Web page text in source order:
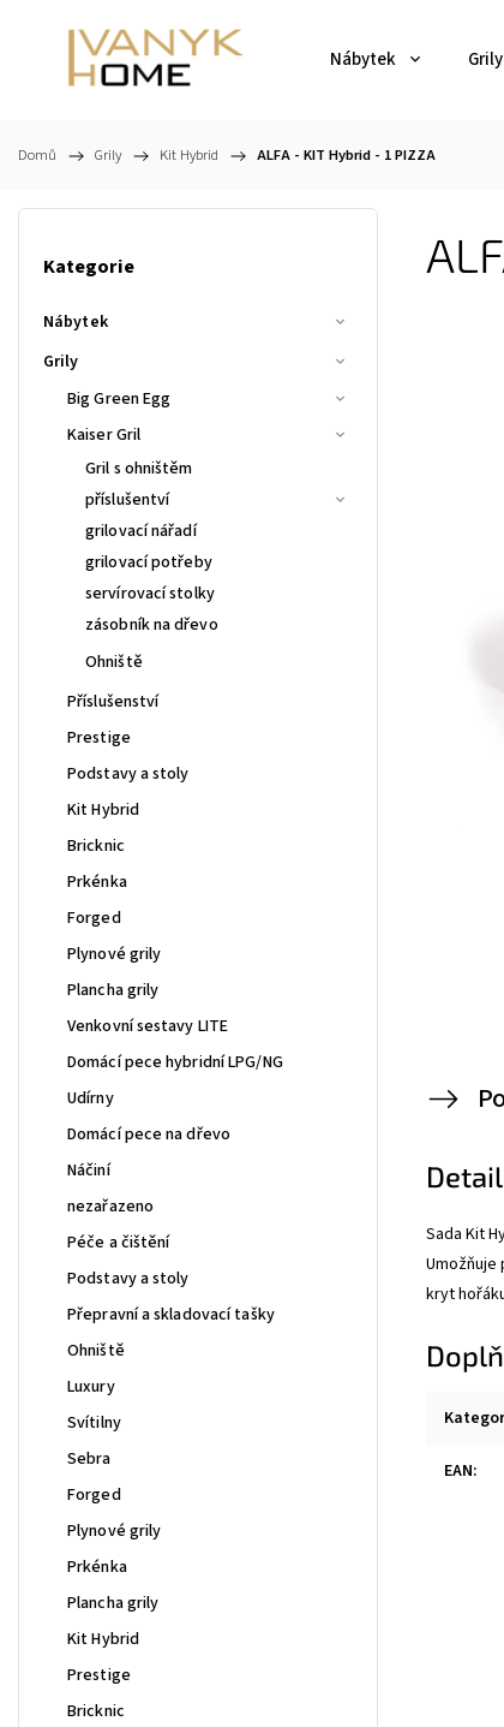
Nábytek Grily
Domů / Grily / Kit Hybrid / ALFA - KIT Hybrid - 1 PIZZA
Kategorie
Nábytek
Grily
Big Green Egg
Kaiser Gril
Gril s ohništěm
příslušentví
grilovací nářadí
grilovací potřeby
servírovací stolky
zásobník na dřevo
Ohniště
Příslušenství
Prestige
Podstavy a stoly
Kit Hybrid
Bricknic
Prkénka
Forged
Plynové grily
Plancha grily
Venkovní sestavy LITE
Domácí pece hybridní LPG/NG
Udírny
Domácí pece na dřevo
Náčiní
nezařazeno
Péče a čištění
Podstavy a stoly
Přepravní a skladovací tašky
Ohniště
Luxury
Svítilny
Sebra
Forged
Plynové grily
Prkénka
Plancha grily
Kit Hybrid
Prestige
Bricknic
Sada Kit
Umožňuje
kryt
EAN: